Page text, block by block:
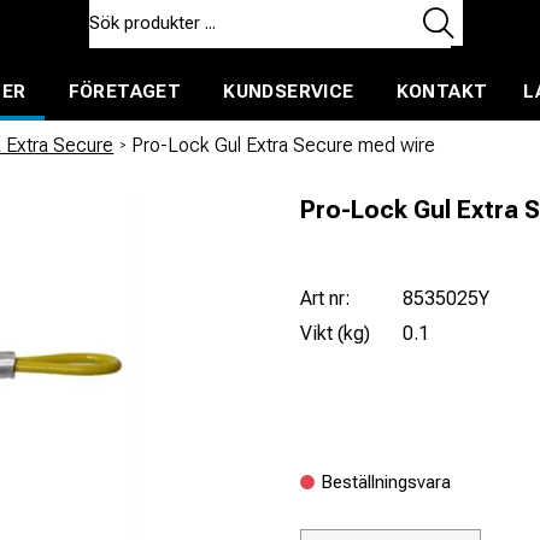
FÖRETAGET KUNDSERVICE KONTAKT
Secure / Pro-Lock Gul Extra Secure med wire
Pro-Lock Gul Extra
Art nr:
8535025Y
Vikt (kg)
0.1
Beställningsvara